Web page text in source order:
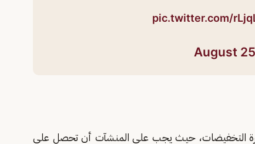
pic.twitter.com/
August
التخفيضات، حيث يجب على المنشآت أن تحصل على